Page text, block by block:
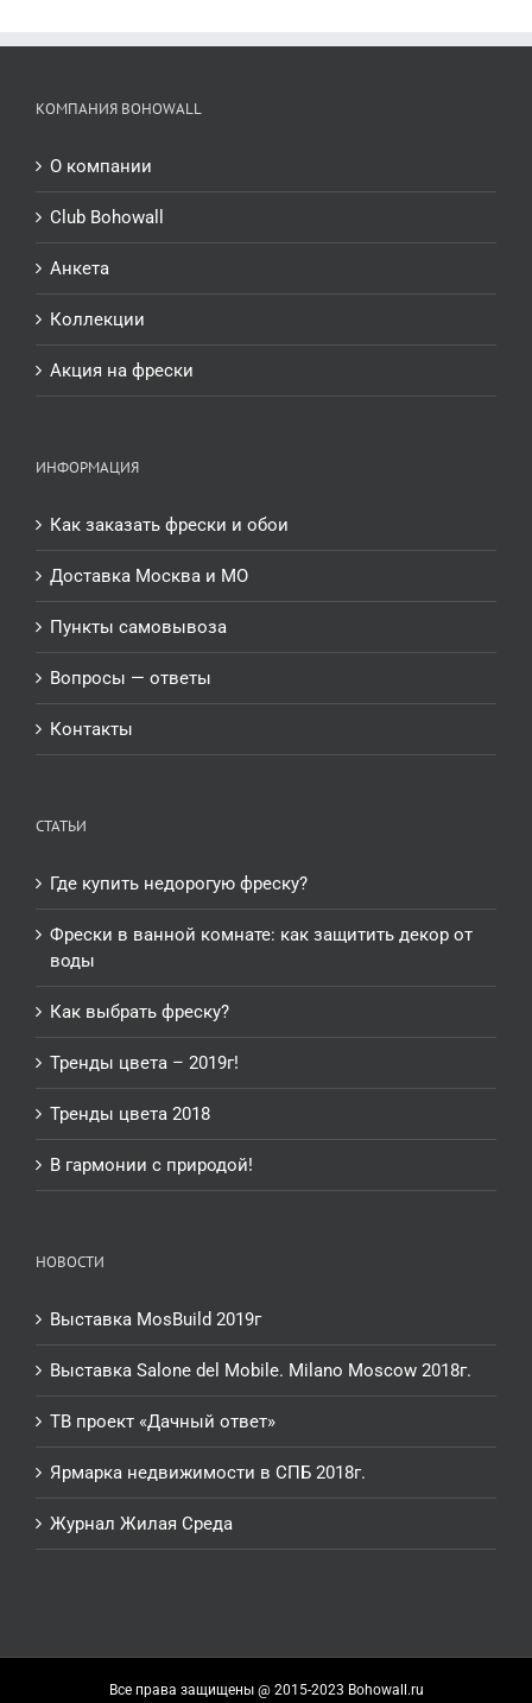
КОМПАНИЯ BOHOWALL
О компании
Club Bohowall
Анкета
Коллекции
Акция на фрески
ИНФОРМАЦИЯ
Как заказать фрески и обои
Доставка Москва и МО
Пункты самовывоза
Вопросы — ответы
Контакты
СТАТЬИ
Где купить недорогую фреску?
Фрески в ванной комнате: как защитить декор от
воды
Как выбрать фреску?
Тренды цвета – 2019г!
Тренды цвета 2018
В гармонии с природой!
НОВОСТИ
Выставка MosBuild 2019г
Выставка Salone del Mobile. Milano Moscow 2018г.
ТВ проект «Дачный ответ»
Ярмарка недвижимости в СПБ 2018г.
Журнал Жилая Среда
Все права защищены @ 2015-2023 Bohowall.ru